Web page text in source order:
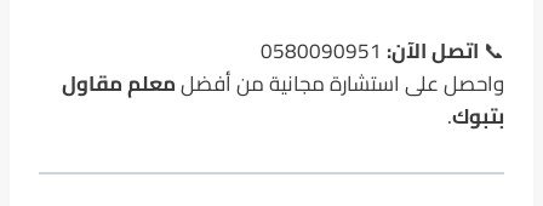
📞 اتصل الآن:
واحصل على استشارة مجانية من أفضلمعلم مقاول
بتبوك.